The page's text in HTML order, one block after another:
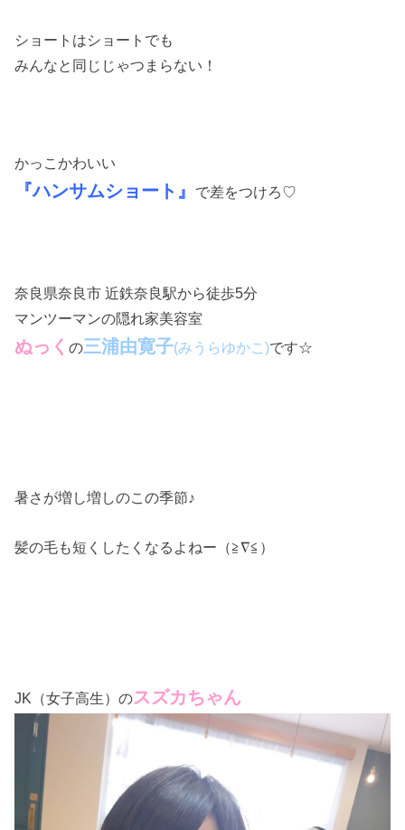
ショートはショートでも
みんなと同じじゃつまらない！
かっこかわいい
『ハンサムショート』 で差をつけろ♡
奈良県奈良市 近鉄奈良駅から徒歩5分
マンツーマンの隠れ家美容室
ぬっくの三浦由寛子(みうらゆかこ)です☆
暑さが増し増しのこの季節♪
髪の毛も短くしたくなるよねー（≧∇≦）
JK（女子高生）のスズカちゃん